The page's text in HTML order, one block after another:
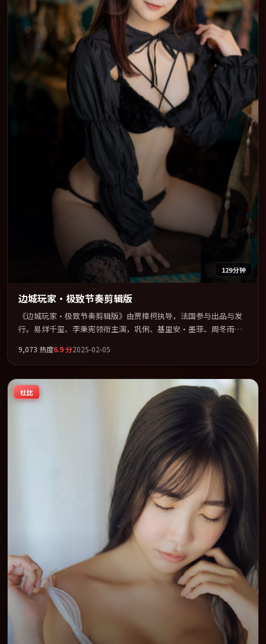
129分钟
边城玩家·极致节奏剪辑版
《边城玩家·极致节奏剪辑版》由贾樟柯执导，法国参与出品与发
行。易烊千玺、李秉宪领衔主演，巩俐、基里安·墨菲、周冬雨联
幻」类型为骨架，在叙事、表演与视听上力求统一。定于 2025-05-
09 在内地院线及主流平台同步亮相，2025 年度话题片中口碑稳健，
适合喜欢强情节与人物弧光的观众完整观看。
9,073 热度6.9分2025-02-05
杜比